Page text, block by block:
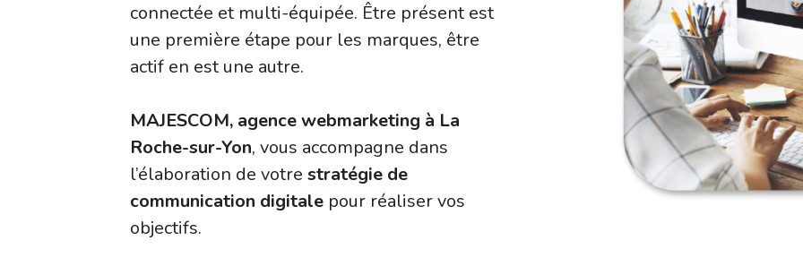
connectée et multi-équipée. Être présent est
une première étape pour les marques, être
actif en est une autre.
MAJESCOM, agence webmarketing à La
Roche-sur-Yon, vous accompagne dans
l’élaboration de votre stratégie de
communication digitale pour réaliser vos
objectifs.